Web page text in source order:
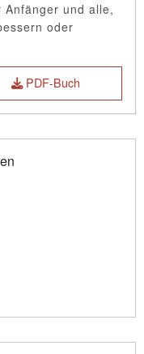
Anfänger und alle,
oder
PDF-Buch